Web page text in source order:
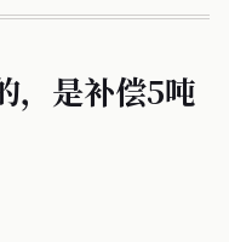
，是补偿5吨